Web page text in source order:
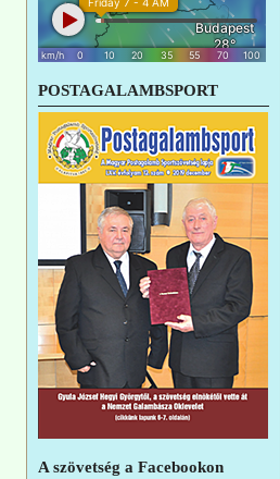
POSTAGALAMBSPORT
A szövetség a Facebookon